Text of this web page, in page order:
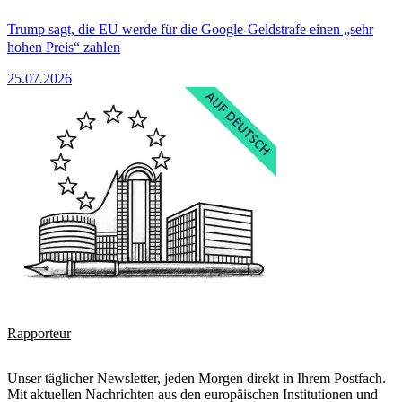
Trump sagt, die EU werde für die Google-Geldstrafe einen „sehr
hohen Preis“ zahlen
25.07.2026
Rapporteur
Unser täglicher Newsletter, jeden Morgen direkt in Ihrem Postfach.
Mit aktuellen Nachrichten aus den europäischen Institutionen und